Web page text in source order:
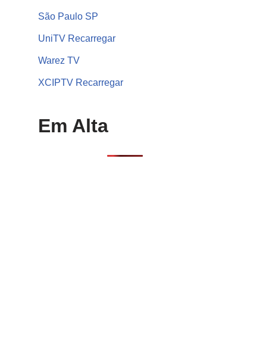
São Paulo SP
UniTV Recarregar
Warez TV
XCIPTV Recarregar
Em Alta